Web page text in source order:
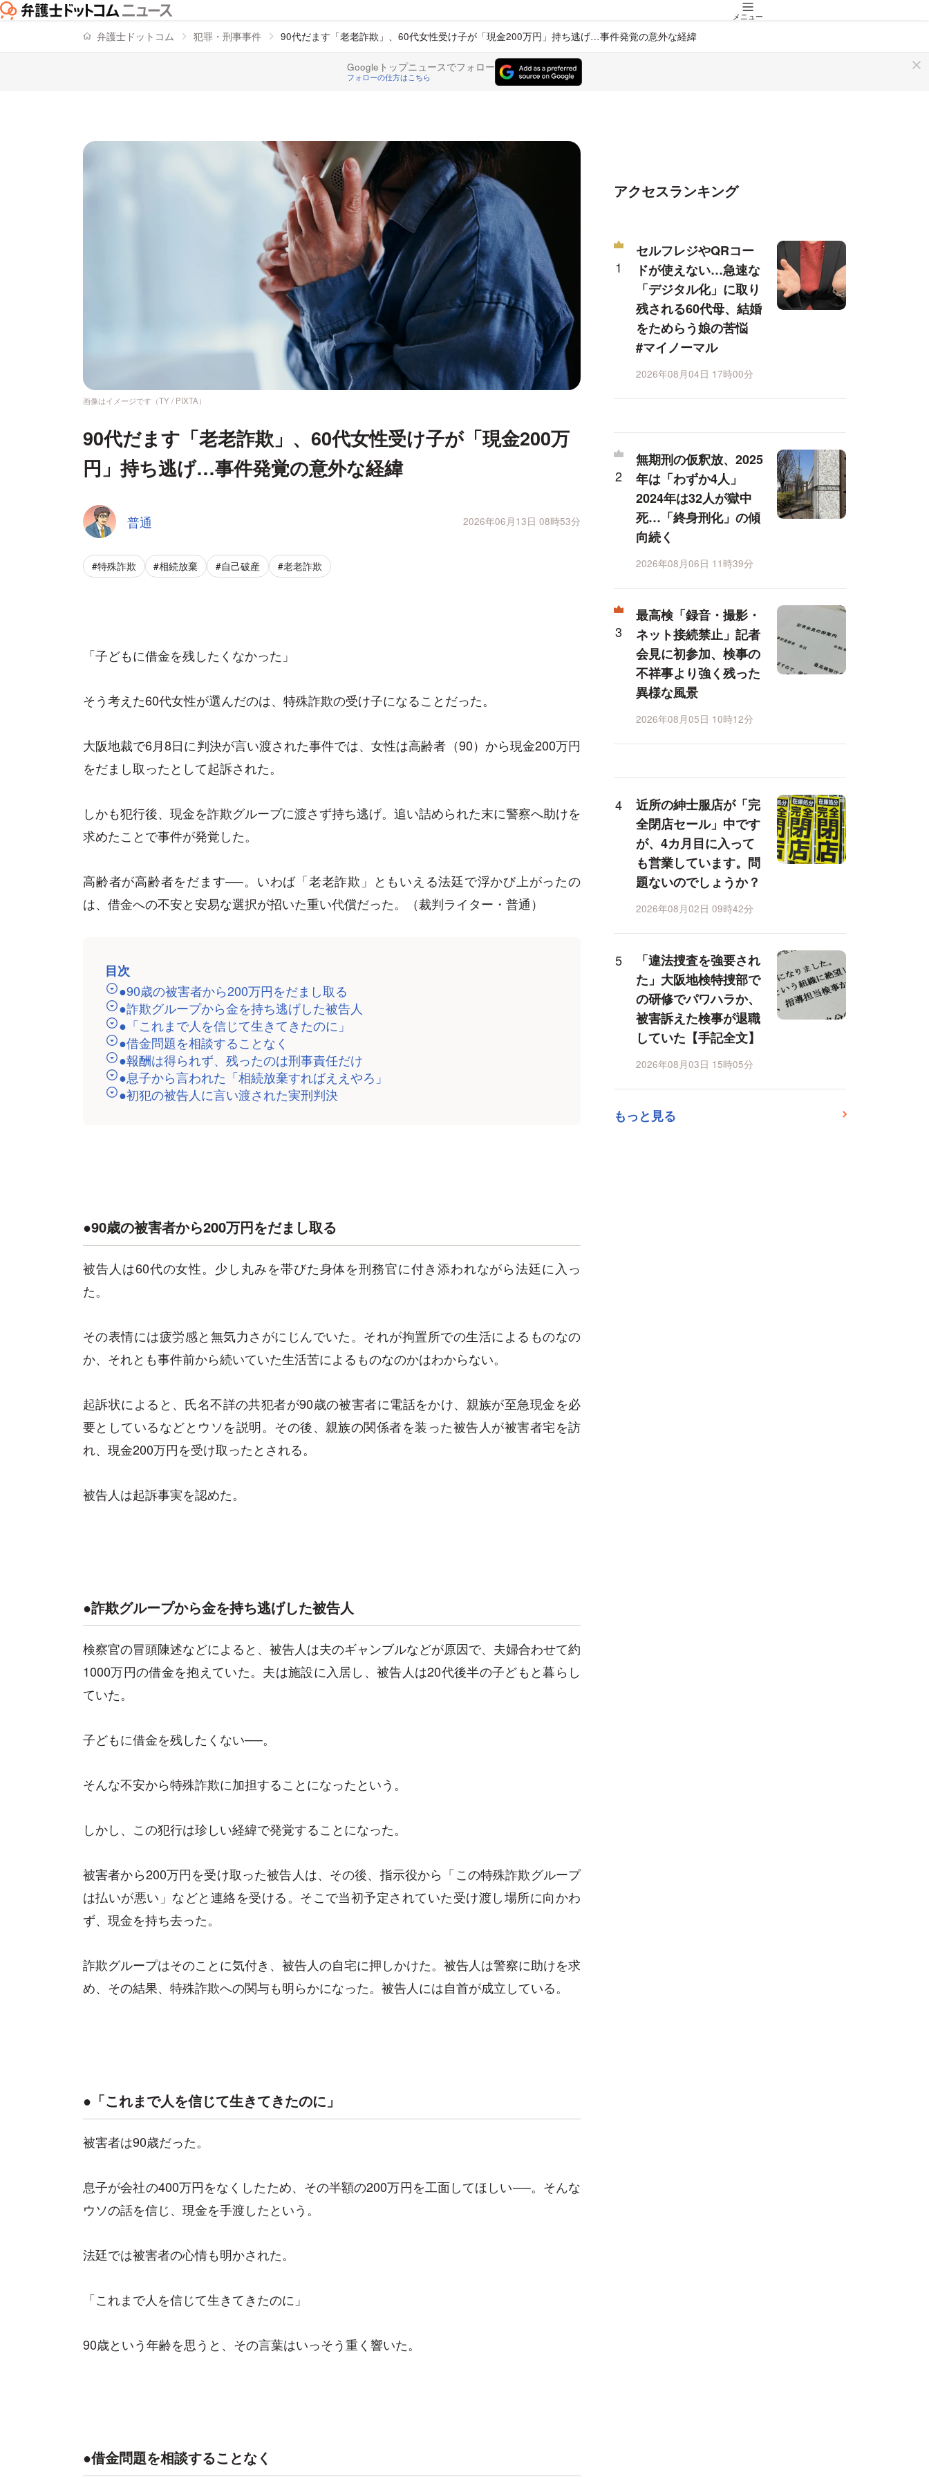
メニュー
弁護士ドットコム 犯罪・刑事事件 90代だます「老老詐欺」、60代女性受け子が「現金200万円」持ち逃げ…事件発覚の意外な経緯
Googleトップニュースでフォロー
フォローの仕方はこちら
画像はイメージです（TY / PIXTA）
90代だます「老老詐欺」、60代女性受け子が「現金200万
円」持ち逃げ…事件発覚の意外な経緯
普通 2026年06月13日 08時53分
#特殊詐欺 #相続放棄 #自己破産 #老老詐欺
「子どもに借金を残したくなかった」
そう考えた60代女性が選んだのは、特殊詐欺の受け子になることだった。
大阪地裁で6月8日に判決が言い渡された事件では、女性は高齢者（90）から現金200万円
をだまし取ったとして起訴された。
しかも犯行後、現金を詐欺グループに渡さず持ち逃げ。追い詰められた末に警察へ助けを
求めたことで事件が発覚した。
高齢者が高齢者をだます──。いわば「老老詐欺」ともいえる法廷で浮かび上がったの
は、借金への不安と安易な選択が招いた重い代償だった。（裁判ライター・普通）
目次
●90歳の被害者から200万円をだまし取る
●詐欺グループから金を持ち逃げした被告人
●「これまで人を信じて生きてきたのに」
●借金問題を相談することなく
●報酬は得られず、残ったのは刑事責任だけ
●息子から言われた「相続放棄すればええやろ」
●初犯の被告人に言い渡された実刑判決
●90歳の被害者から200万円をだまし取る
被告人は60代の女性。少し丸みを帯びた身体を刑務官に付き添われながら法廷に入っ
た。
その表情には疲労感と無気力さがにじんでいた。それが拘置所での生活によるものなの
か、それとも事件前から続いていた生活苦によるものなのかはわからない。
起訴状によると、氏名不詳の共犯者が90歳の被害者に電話をかけ、親族が至急現金を必
要としているなどとウソを説明。その後、親族の関係者を装った被告人が被害者宅を訪
れ、現金200万円を受け取ったとされる。
被告人は起訴事実を認めた。
●詐欺グループから金を持ち逃げした被告人
検察官の冒頭陳述などによると、被告人は夫のギャンブルなどが原因で、夫婦合わせて約
1000万円の借金を抱えていた。夫は施設に入居し、被告人は20代後半の子どもと暮らし
ていた。
子どもに借金を残したくない──。
そんな不安から特殊詐欺に加担することになったという。
しかし、この犯行は珍しい経緯で発覚することになった。
被害者から200万円を受け取った被告人は、その後、指示役から「この特殊詐欺グループ
は払いが悪い」などと連絡を受ける。そこで当初予定されていた受け渡し場所に向かわ
ず、現金を持ち去った。
詐欺グループはそのことに気付き、被告人の自宅に押しかけた。被告人は警察に助けを求
め、その結果、特殊詐欺への関与も明らかになった。被告人には自首が成立している。
●「これまで人を信じて生きてきたのに」
被害者は90歳だった。
息子が会社の400万円をなくしたため、その半額の200万円を工面してほしい──。そんな
ウソの話を信じ、現金を手渡したという。
法廷では被害者の心情も明かされた。
「これまで人を信じて生きてきたのに」
90歳という年齢を思うと、その言葉はいっそう重く響いた。
●借金問題を相談することなく
アクセスランキング
セルフレジやQRコー
ドが使えない…急速な
「デジタル化」に取り
残される60代母、結婚
をためらう娘の苦悩
#マイノーマル
2026年08月04日 17時00分
無期刑の仮釈放、2025
年は「わずか4人」
2024年は32人が獄中
死…「終身刑化」の傾
向続く
2026年08月06日 11時39分
最高検「録音・撮影・
ネット接続禁止」記者
会見に初参加、検事の
不祥事より強く残った
異様な風景
2026年08月05日 10時12分
近所の紳士服店が「完
全閉店セール」中です
が、4カ月目に入って
も営業しています。問
題ないのでしょうか？
2026年08月02日 09時42分
「違法捜査を強要され
た」大阪地検特捜部で
の研修でパワハラか、
被害訴えた検事が退職
していた【手記全文】
2026年08月03日 15時05分
もっと見る